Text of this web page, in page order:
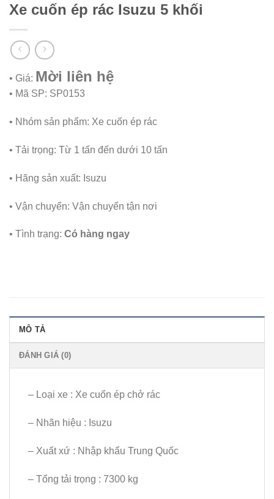
Xe cuốn ép rác Isuzu 5 khối
• Giá: Mời liên hệ
• Mã SP: SP0153
• Nhóm sản phẩm: Xe cuốn ép rác
• Tải trọng: Từ 1 tấn đến dưới 10 tấn
• Hãng sản xuất: Isuzu
• Vận chuyển: Vận chuyển tận nơi
• Tình trạng: Có hàng ngay
MÔ TẢ
ĐÁNH GIÁ (0)
– Loại xe : Xe cuốn ép chở rác
– Nhãn hiệu : Isuzu
– Xuất xứ : Nhập khẩu Trung Quốc
– Tổng tải trọng : 7300 kg